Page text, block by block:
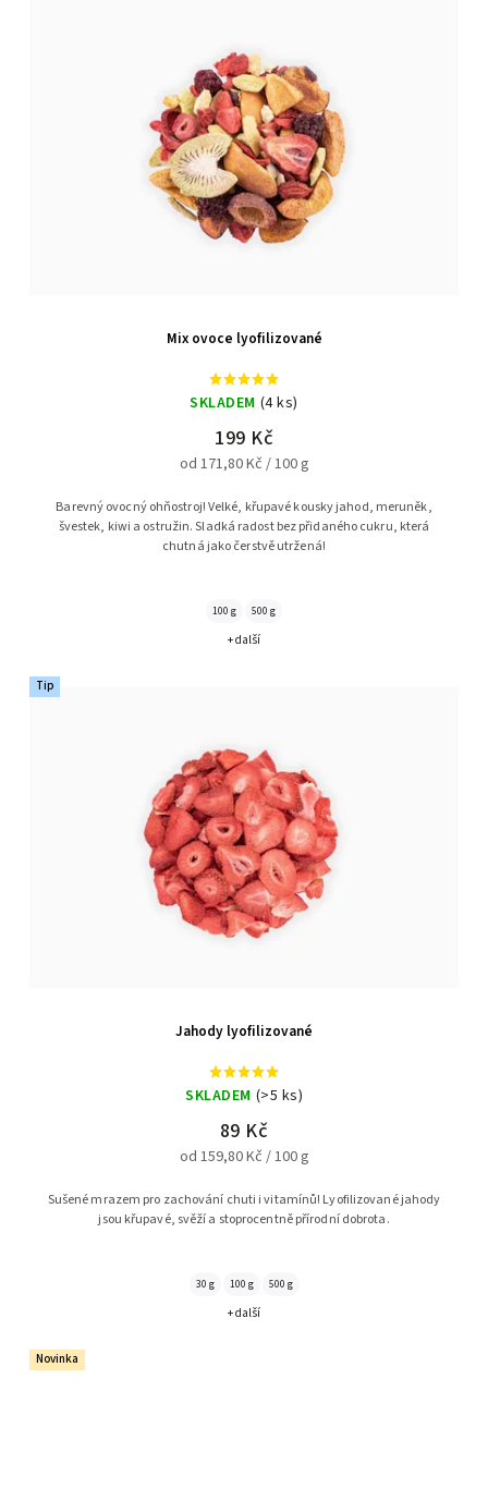
Mix ovoce lyofilizované
SKLADEM (4 ks)
199 Kč
od 171,80 Kč / 100 g
Barevný ovocný ohňostroj! Velké, křupavé kousky jahod, meruněk,
švestek, kiwi a ostružin. Sladká radost bez přidaného cukru, která
chutná jako čerstvě utržená!
100 g 500 g
+ další
Tip
Jahody lyofilizované
SKLADEM (>5 ks)
89 Kč
od 159,80 Kč / 100 g
Sušené mrazem pro zachování chuti i vitamínů! Lyofilizované jahody
jsou křupavé, svěží a stoprocentně přírodní dobrota.
30 g 100 g 500 g
+ další
Novinka